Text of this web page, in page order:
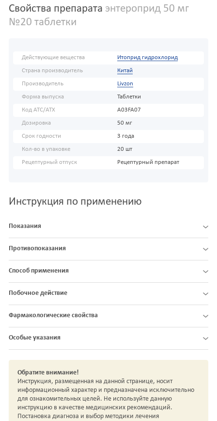
Свойства препарата энтероприд 50 мг
№20 таблетки
Действующие вещества Итоприд гидрохлорид
Страна производитель Китай
Производитель Livzon
Форма выпуска Таблетки
Код АТС/ATX A03FA07
Дозировка 50 мг
Срок годности 3 года
Кол-во в упаковке 20 шт
Рецептурный отпуск Рецептурный препарат
Инструкция по применению
Показания
Противопоказания
Способ применения
Побочное действие
Фармакологические свойства
Особые указания
Обратите внимание!
Инструкция, размещенная на данной странице, носит
информационный характер и предназначена исключительно
для ознакомительных целей. Не используйте данную
инструкцию в качестве медицинских рекомендаций.
Постановка диагноза и выбор методики лечения